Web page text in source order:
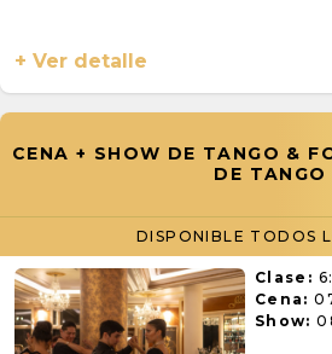
+ Ver detalle
CENA + SHOW DE TANGO &
DE TANGO
DISPONIBLE TODOS
Clase:
Cena:
Show: